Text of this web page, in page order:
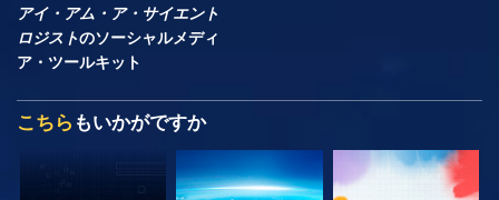
アイ・アム・ア・サイエント
ロジストのソーシャルメディ
ア・ツールキット
こちら もいかがですか